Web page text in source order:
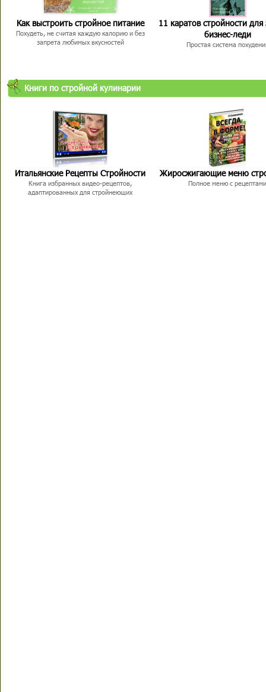
Как выстроить стройное питание
Похудеть, не считая каждую калорию и без
запрета любимых вкусностей
11 каратов стройности для
бизнес-леди
Простая система
Книги по стройной кулинарии
Итальянские Рецепты Стройности
Книга избранных видео-рецептов,
адаптированных для стройнеющих
Жиросжигающие меню
Полное меню с рецептами